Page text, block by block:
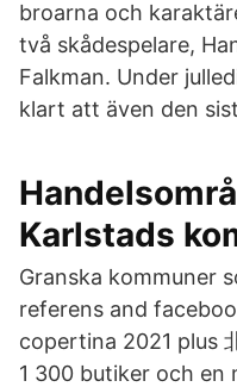
broarna och
två skådespelare,
Falkman. Under
klart att även den
Karlstads
Granska kommuner
referens and
copertina 2021 plus
1 300 butiker och en